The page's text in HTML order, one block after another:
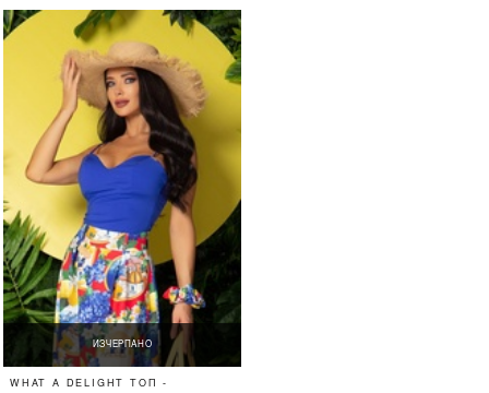
ИЗЧЕРПАНО
WHAT A DELIGHT ТОП -